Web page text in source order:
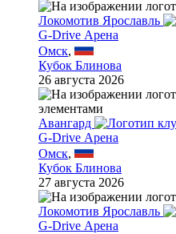
Локомотив Ярославль
G-Drive Арена
Омск,
Кубок Блинова
26 августа 2026
Авангард
G-Drive Арена
Омск,
Кубок Блинова
27 августа 2026
Локомотив Ярославль
G-Drive Арена